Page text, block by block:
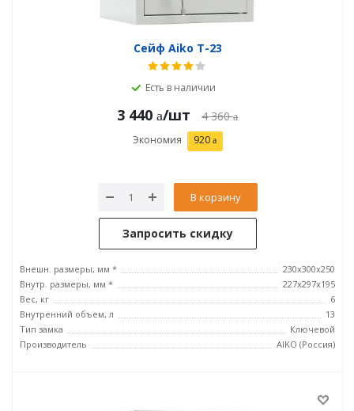
Сейф Aiko T-23
Есть в наличии
3 440 /шт 4 360
Экономия 920
В корзину
Запросить скидку
Внешн. размеры, мм *
230x300x250
Внутр. размеры, мм *
227x297x195
Вес, кг
6
Внутренний объем, л
13
Тип замка
Ключевой
Производитель
AIKO (Россия)